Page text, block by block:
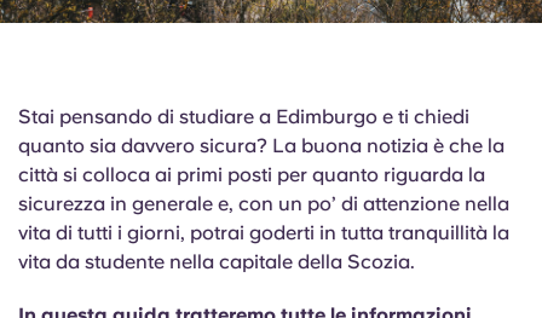
Español
Deutsch
Italian
Stai pensando di studiare a Edimburgo e ti chiedi
quanto sia davvero sicura? La buona notizia è che la
città si colloca ai primi posti per quanto riguarda la
sicurezza in generale e, con un po’ di attenzione nella
vita di tutti i giorni, potrai goderti in tutta tranquillità la
vita da studente nella capitale della Scozia.